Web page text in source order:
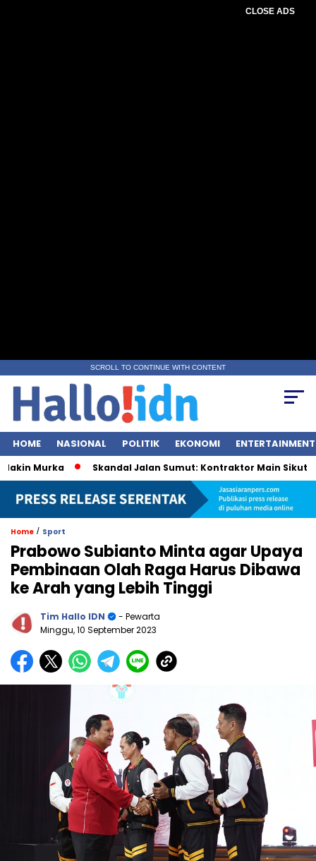
CLOSE ADS
SCROLL TO CONTINUE WITH CONTENT
HOME NASIONAL POLITIK EKONOMI ENTERTAINMENT
Murka Skandal Jalan Sumut: Kontraktor Main Sikut,
Home / Sport
Prabowo Subianto Minta agar Upaya
Pembinaan Olah Raga Harus Dibawa
ke Arah yang Lebih Tinggi
Tim Hallo IDN
- Pewarta
Minggu, 10 September 2023